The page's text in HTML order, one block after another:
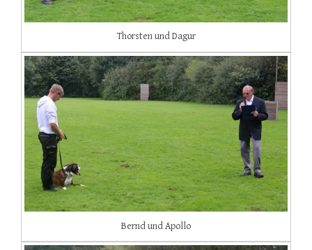
Thorsten und Dagur
Bernd und Apollo